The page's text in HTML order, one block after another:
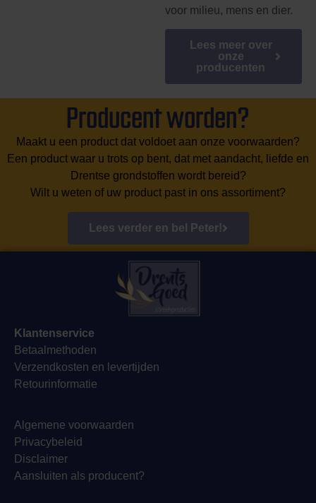
voor milieu, mens en dier.
Lees meer over
onze
producenten
Producent worden?
Maakt u een product dat voldoet aan onze voorwaarden?
Een product waar u trots op bent, dat met aandacht, liefde en
Drentse grondstoffen wordt bereid?
Wilt u weten of uw product past in ons assortiment?
Lees verder en bel Peter!
Klantenservice
Betaalmethoden
Verzendkosten en levertijden
Retourinformatie
Algemene voorwaarden
Privacybeleid
Disclaimer
Aansluiten als producent?